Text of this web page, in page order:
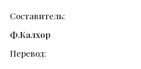
Составитель
Ф.Калхор
Перевод